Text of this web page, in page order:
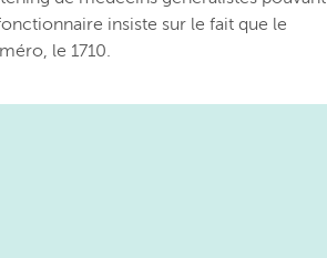
insiste sur le fait que le
le 1710.